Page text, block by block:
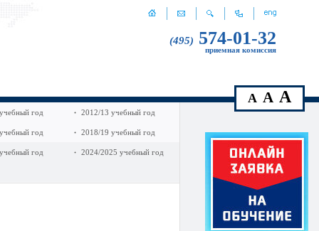
(495) 574-01-32
приемная комиссия
A A A
год 2012/13 учебный год
год 2018/19 учебный год
год 2024/2025 учебный год